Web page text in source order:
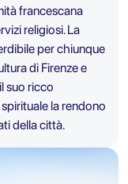
francescana
religiosi. La
per chiunque
di Firenze e
suo ricco
la rendono
della città.